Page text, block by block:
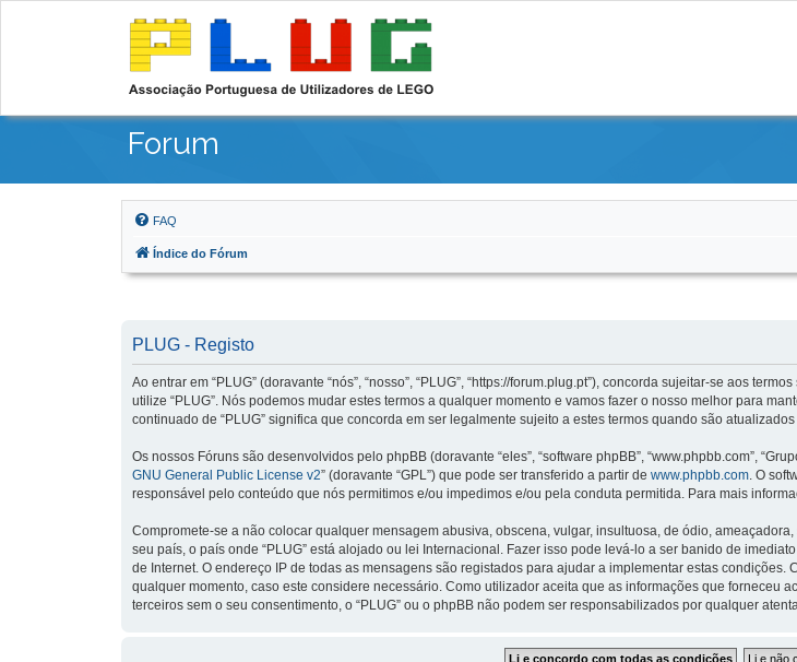
Forum
FAQ
Índice do Fórum
PLUG - Registo
Ao entrar em “PLUG” (doravante “nós”, “nosso”, “PLUG”, “https://forum.plug.pt”), concorda sujeitar-se aos
utilize “PLUG”. Nós podemos mudar estes termos a qualquer momento e vamos fazer o nosso melhor para
continuado de “PLUG” significa que concorda em ser legalmente sujeito a estes termos quando são
Os nossos Fóruns são desenvolvidos pelo phpBB (doravante “eles”, “software phpBB”, “www.phpbb.com”,
GNU General Public License v2” (doravante “GPL”) que pode ser transferido a partir de www.phpbb.com. O
responsável pelo conteúdo que nós permitimos e/ou impedimos e/ou pela conduta permitida. Para mais
Compromete-se a não colocar qualquer mensagem abusiva, obscena, vulgar, insultuosa, de ódio,
seu país, o país onde “PLUG” está alojado ou lei Internacional. Fazer isso pode levá-lo a ser banido de
de Internet. O endereço IP de todas as mensagens são registados para ajudar a implementar estas
qualquer momento, caso este considere necessário. Como utilizador aceita que as informações que forneceu
terceiros sem o seu consentimento, o “PLUG” ou o phpBB não podem ser responsabilizados por qualquer